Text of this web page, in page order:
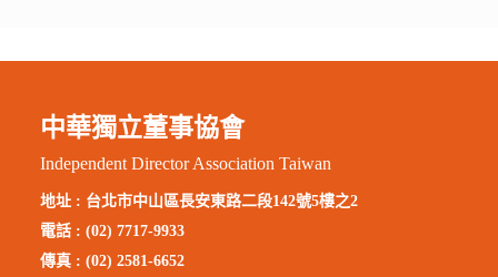
中華獨立董事協會
Independent Director Association Taiwan
地址 : 台北市中山區長安東路二段142號5樓之2
電話 : (02) 7717-9933
傳真 : (02) 2581-6652